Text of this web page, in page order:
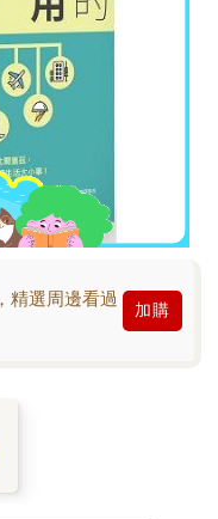
精選周邊看過
加購